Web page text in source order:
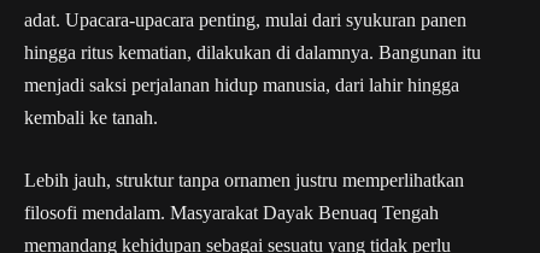
adat. Upacara-upacara penting, mulai dari syukuran panen
hingga ritus kematian, dilakukan di dalamnya. Bangunan itu
menjadi saksi perjalanan hidup manusia, dari lahir hingga
kembali ke tanah.
Lebih jauh, struktur tanpa ornamen justru memperlihatkan
filosofi mendalam. Masyarakat Dayak Benuaq Tengah
memandang kehidupan sebagai sesuatu yang tidak perlu